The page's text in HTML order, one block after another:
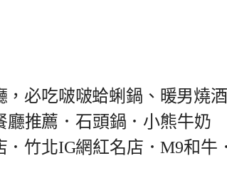
必吃啵啵蛤蜊鍋、暖男燒酒
廳推薦．石頭鍋．小熊牛奶
竹北IG網紅名店．M9和牛